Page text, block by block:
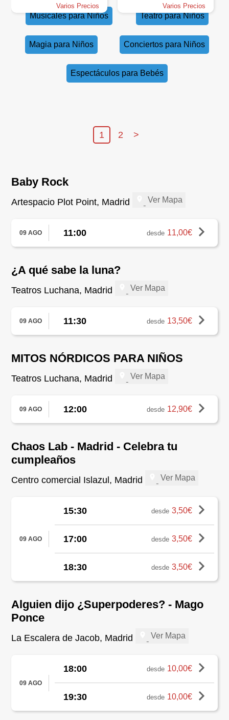
Varios Precios Varios Precios
Musicales para Niños Teatro para Niños
Magia para Niños Conciertos para Niños
Espectáculos para Bebés
1 2 >
Baby Rock
Artespacio Plot Point, Madrid Ver Mapa
09 AGO 11:00 desde 11,00€
¿A qué sabe la luna?
Teatros Luchana, Madrid Ver Mapa
09 AGO 11:30 desde 13,50€
MITOS NÓRDICOS PARA NIÑOS
Teatros Luchana, Madrid Ver Mapa
09 AGO 12:00 desde 12,90€
Chaos Lab - Madrid - Celebra tu
cumpleaños
Centro comercial Islazul, Madrid Ver Mapa
09 AGO
15:30 desde 3,50€
17:00 desde 3,50€
18:30 desde 3,50€
Alguien dijo ¿Superpoderes? - Mago
Ponce
La Escalera de Jacob, Madrid Ver Mapa
09 AGO
18:00 desde 10,00€
19:30 desde 10,00€